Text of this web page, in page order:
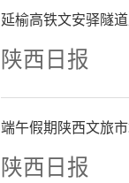
来源：
延榆高铁文安驿隧
陕西日报
端午假期陕西文旅
陕西日报